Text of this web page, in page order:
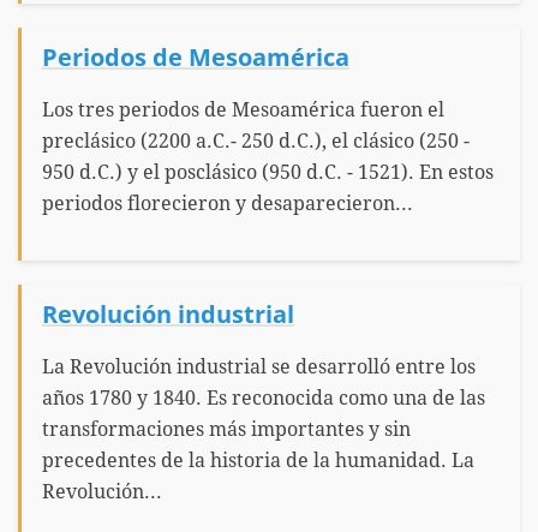
Periodos de Mesoamérica
Los tres periodos de Mesoamérica fueron el
preclásico (2200 a.C.- 250 d.C.), el clásico (250 -
950 d.C.) y el posclásico (950 d.C. - 1521). En estos
periodos florecieron y desaparecieron...
Revolución industrial
La Revolución industrial se desarrolló entre los
años 1780 y 1840. Es reconocida como una de las
transformaciones más importantes y sin
precedentes de la historia de la humanidad. La
Revolución...